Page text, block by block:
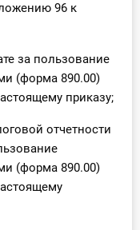
96 к
за пользование
(форма 890.00)
приказу;
отчетности
(форма 890.00)